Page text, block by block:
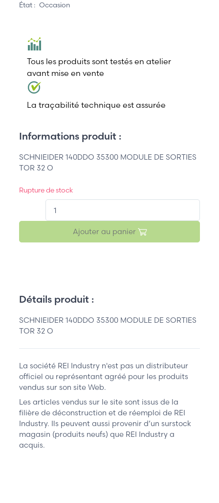
État : Occasion
Tous les produits sont testés en atelier
avant mise en vente
La traçabilité technique est assurée
Informations produit :
SCHNIEIDER 140DDO 35300 MODULE DE SORTIES
TOR 32 O
Rupture de stock
Ajouter au panier
Détails produit :
SCHNIEIDER 140DDO 35300 MODULE DE SORTIES
TOR 32 O
La société REI Industry n'est pas un distributeur
officiel ou représentant agréé pour les produits
vendus sur son site Web.
Les articles vendus sur le site sont issus de la
filière de déconstruction et de réemploi de REI
Industry. Ils peuvent aussi provenir d’un surstock
magasin (produits neufs) que REI Industry a
acquis.